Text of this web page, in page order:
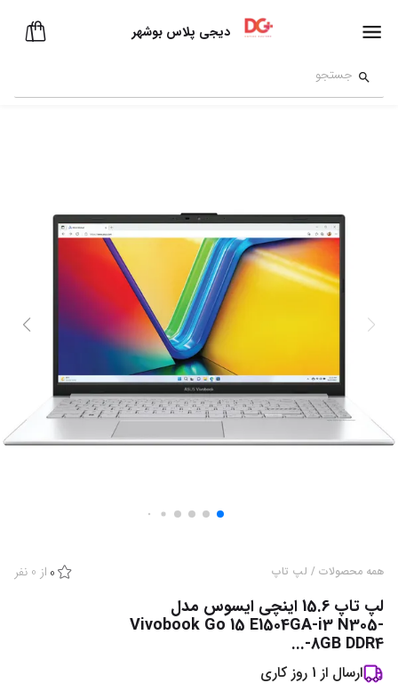
دیجی پلاس بوشهر
همه محصولات / لپ تاپ 0 از 0 نفر
لپ تاپ 15.6 اینچی ایسوس مدل
Vivobook Go 15 E1504GA-i3 N305-
8GB DDR4-...
ارسال از 1 روز کاری